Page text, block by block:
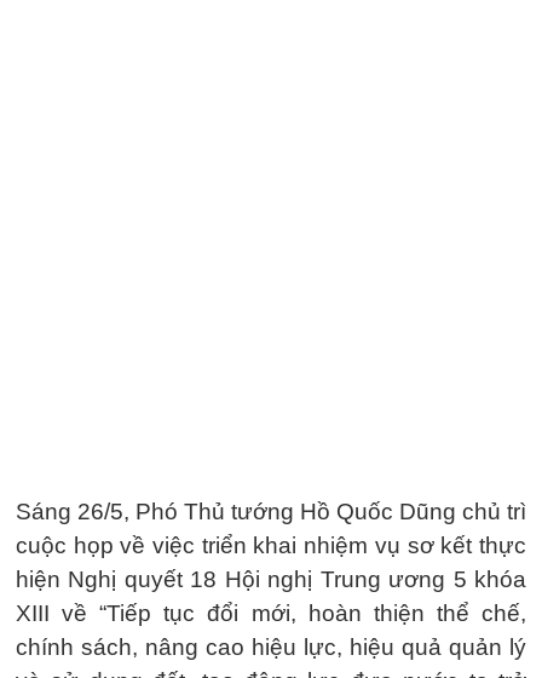
Sáng 26/5, Phó Thủ tướng Hồ Quốc Dũng chủ trì
cuộc họp về việc triển khai nhiệm vụ sơ kết thực
hiện Nghị quyết 18 Hội nghị Trung ương 5 khóa
XIII về “Tiếp tục đổi mới, hoàn thiện thể chế,
chính sách, nâng cao hiệu lực, hiệu quả quản lý